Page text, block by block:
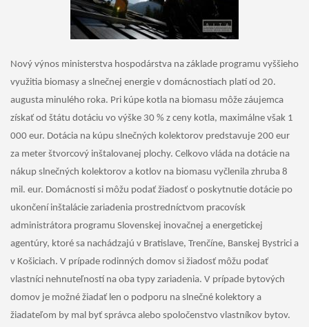
Nový výnos ministerstva hospodárstva na základe programu vyššieho
využitia biomasy a slnečnej energie v domácnostiach platí od 20.
augusta minulého roka. Pri kúpe kotla na biomasu môže záujemca
získať od štátu dotáciu vo výške 30 % z ceny kotla, maximálne však 1
000 eur. Dotácia na kúpu slnečných kolektorov predstavuje 200 eur
za meter štvorcový inštalovanej plochy. Celkovo vláda na dotácie na
nákup slnečných kolektorov a kotlov na biomasu vyčlenila zhruba 8
mil. eur. Domácnosti si môžu podať žiadosť o poskytnutie dotácie po
ukončení inštalácie zariadenia prostredníctvom pracovísk
administrátora programu Slovenskej inovačnej a energetickej
agentúry, ktoré sa nachádzajú v Bratislave, Trenčíne, Banskej Bystrici a
v Košiciach. V prípade rodinných domov si žiadosť môžu podať
vlastníci nehnuteľností na oba typy zariadenia. V prípade bytových
domov je možné žiadať len o podporu na slnečné kolektory a
žiadateľom by mal byť správca alebo spoločenstvo vlastníkov bytov.